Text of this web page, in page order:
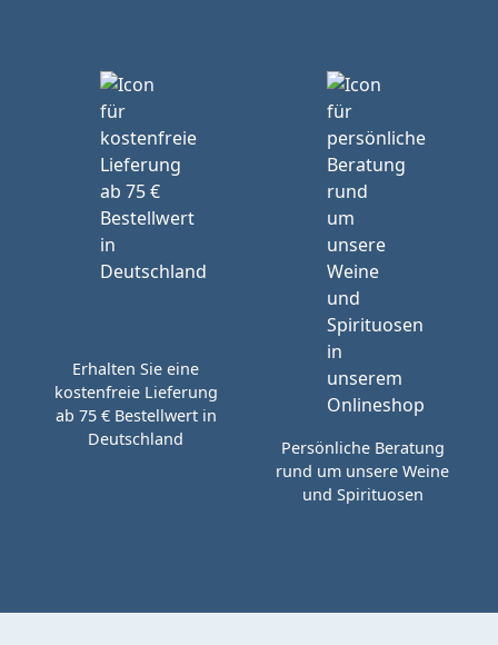
Erhalten Sie eine
kostenfreie Lieferung
ab 75 € Bestellwert in
Deutschland
Persönliche Beratung
rund um unsere Weine
und Spirituosen